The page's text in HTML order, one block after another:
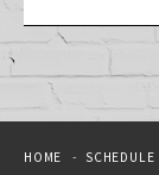
HOME SCHEDULE